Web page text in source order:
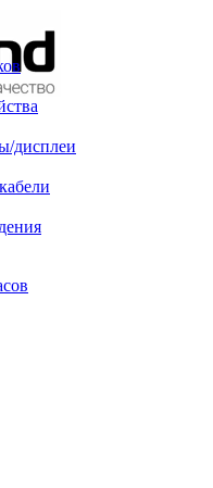
дисплеи